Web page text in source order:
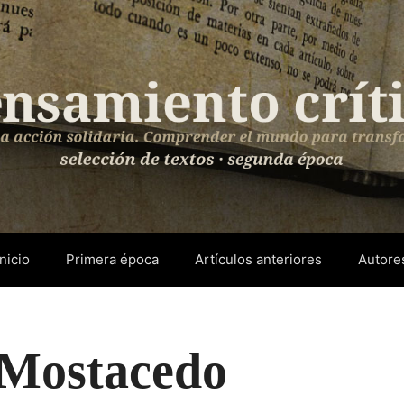
Primera época Artículos anteriores